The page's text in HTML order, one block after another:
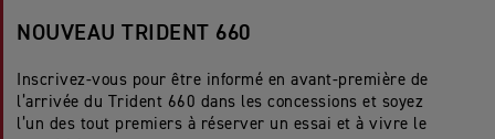
NOUVEAU TRIDENT 660
Inscrivez-vous pour être informé en avant-première de
l’arrivée du Trident 660 dans les concessions et soyez
l’un des tout premiers à réserver un essai et à vivre le